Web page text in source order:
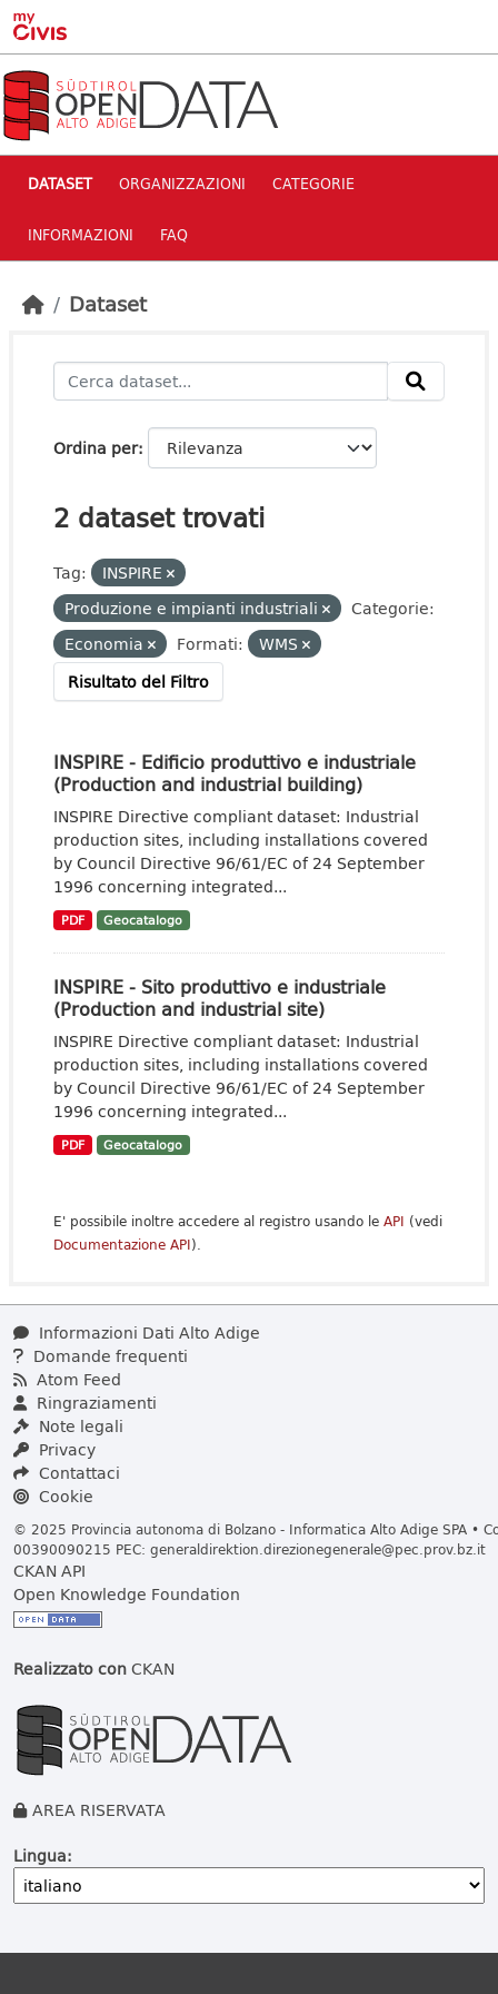
Skip to main content
DATASET ORGANIZZAZIONI CATEGORIE
INFORMAZIONI FAQ
Dataset
Ordina per
2 dataset trovati
Tag:
INSPIRE
Produzione e impianti industriali
Categorie:
Economia
Formati:
WMS
Risultato del Filtro
INSPIRE - Edificio produttivo e industriale
(Production and industrial building)
INSPIRE Directive compliant dataset: Industrial
production sites, including installations covered
by Council Directive 96/61/EC of 24 September
1996 concerning integrated...
PDF Geocatalogo
INSPIRE - Sito produttivo e industriale
(Production and industrial site)
INSPIRE Directive compliant dataset: Industrial
production sites, including installations covered
by Council Directive 96/61/EC of 24 September
1996 concerning integrated...
PDF Geocatalogo
E' possibile inoltre accedere al registro usando le API (vedi
Documentazione API).
Informazioni Dati Alto Adige
Domande frequenti
Atom Feed
Ringraziamenti
Note legali
Privacy
Contattaci
Cookie
© 2025 Provincia autonoma di Bolzano - Informatica Alto Adige SPA •
00390090215 PEC: generaldirektion.direzionegenerale@pec.prov.bz.it
CKAN API
Open Knowledge Foundation
Realizzato conCKAN
AREA RISERVATA
Lingua